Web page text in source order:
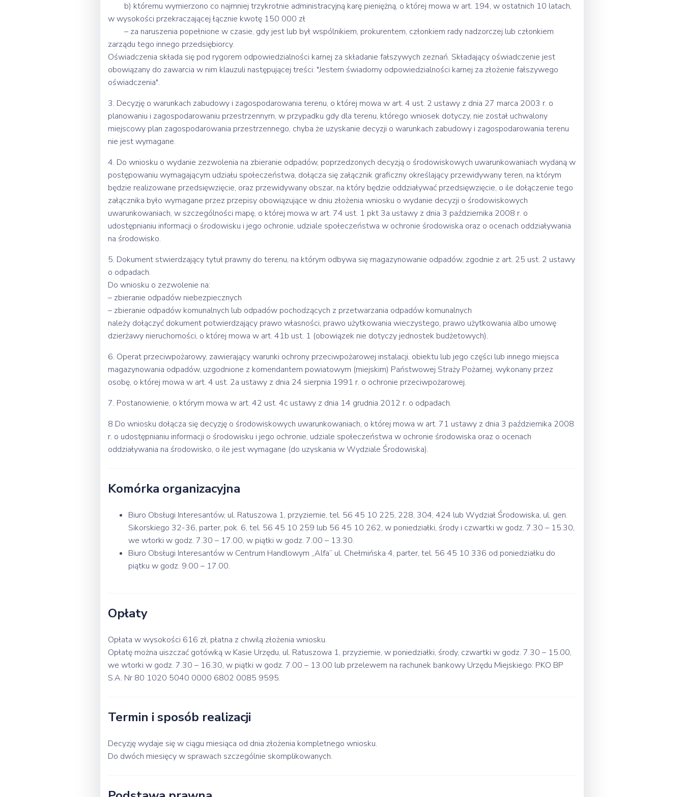
b) któremu wymierzono co najmniej trzykrotnie administracyjną karę pieniężną, o której mowa w art. 194, w ostatnich 10 latach,
w wysokości przekraczającej łącznie kwotę 150 000 zł
– za naruszenia popełnione w czasie, gdy jest lub był wspólnikiem, prokurentem, członkiem rady nadzorczej lub członkiem
zarządu tego innego przedsiębiorcy.
Oświadczenia składa się pod rygorem odpowiedzialności karnej za składanie fałszywych zeznań. Składający oświadczenie jest
obowiązany do zawarcia w nim klauzuli następującej treści: "Jestem świadomy odpowiedzialności karnej za złożenie fałszywego
oświadczenia".
3. Decyzję o warunkach zabudowy i zagospodarowania terenu, o której mowa w art. 4 ust. 2 ustawy z dnia 27 marca 2003 r. o
planowaniu i zagospodarowaniu przestrzennym, w przypadku gdy dla terenu, którego wniosek dotyczy, nie został uchwalony
miejscowy plan zagospodarowania przestrzennego, chyba że uzyskanie decyzji o warunkach zabudowy i zagospodarowania terenu
nie jest wymagane.
4. Do wniosku o wydanie zezwolenia na zbieranie odpadów, poprzedzonych decyzją o środowiskowych uwarunkowaniach wydaną w
postępowaniu wymagającym udziału społeczeństwa, dołącza się załącznik graficzny określający przewidywany teren, na którym
będzie realizowane przedsięwzięcie, oraz przewidywany obszar, na który będzie oddziaływać przedsięwzięcie, o ile dołączenie tego
załącznika było wymagane przez przepisy obowiązujące w dniu złożenia wniosku o wydanie decyzji o środowiskowych
uwarunkowaniach, w szczególności mapę, o której mowa w art. 74 ust. 1 pkt 3a ustawy z dnia 3 października 2008 r. o
udostępnianiu informacji o środowisku i jego ochronie, udziale społeczeństwa w ochronie środowiska oraz o ocenach oddziaływania
na środowisko.
5. Dokument stwierdzający tytuł prawny do terenu, na którym odbywa się magazynowanie odpadów, zgodnie z art. 25 ust. 2 ustawy
o odpadach.
Do wniosku o zezwolenie na:
– zbieranie odpadów niebezpiecznych
– zbieranie odpadów komunalnych lub odpadów pochodzących z przetwarzania odpadów komunalnych
należy dołączyć dokument potwierdzający prawo własności, prawo użytkowania wieczystego, prawo użytkowania albo umowę
dzierżawy nieruchomości, o której mowa w art. 41b ust. 1 (obowiązek nie dotyczy jednostek budżetowych).
6. Operat przeciwpożarowy, zawierający warunki ochrony przeciwpożarowej instalacji, obiektu lub jego części lub innego miejsca
magazynowania odpadów, uzgodnione z komendantem powiatowym (miejskim) Państwowej Straży Pożarnej, wykonany przez
osobę, o której mowa w art. 4 ust. 2a ustawy z dnia 24 sierpnia 1991 r. o ochronie przeciwpożarowej.
7. Postanowienie, o którym mowa w art. 42 ust. 4c ustawy z dnia 14 grudnia 2012 r. o odpadach.
8 Do wniosku dołącza się decyzję o środowiskowych uwarunkowaniach, o której mowa w art. 71 ustawy z dnia 3 października 2008
r. o udostępnianiu informacji o środowisku i jego ochronie, udziale społeczeństwa w ochronie środowiska oraz o ocenach
oddziaływania na środowisko, o ile jest wymagane (do uzyskania w Wydziale Środowiska).
Komórka organizacyjna
Biuro Obsługi Interesantów, ul. Ratuszowa 1, przyziemie, tel. 56 45 10 225, 228, 304, 424 lub Wydział Środowiska, ul. gen.
Sikorskiego 32-36, parter, pok. 6, tel. 56 45 10 259 lub 56 45 10 262, w poniedziałki, środy i czwartki w godz. 7.30 – 15.30,
we wtorki w godz. 7.30 – 17.00, w piątki w godz. 7.00 – 13.30.
Biuro Obsługi Interesantów w Centrum Handlowym „Alfa” ul. Chełmińska 4, parter, tel. 56 45 10 336 od poniedziałku do
piątku w godz. 9.00 – 17.00.
Opłaty
Opłata w wysokości 616 zł, płatna z chwilą złożenia wniosku.
Opłatę można uiszczać gotówką w Kasie Urzędu, ul. Ratuszowa 1, przyziemie, w poniedziałki, środy, czwartki w godz. 7.30 – 15.00,
we wtorki w godz. 7.30 – 16.30, w piątki w godz. 7.00 – 13.00 lub przelewem na rachunek bankowy Urzędu Miejskiego: PKO BP
S.A. Nr 80 1020 5040 0000 6802 0085 9595.
Termin i sposób realizacji
Decyzję wydaje się w ciągu miesiąca od dnia złożenia kompletnego wniosku.
Do dwóch miesięcy w sprawach szczególnie skomplikowanych.